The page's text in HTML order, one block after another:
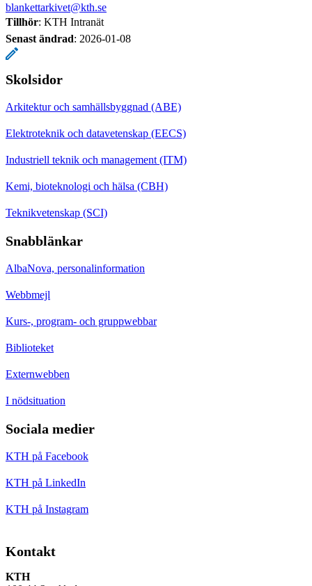
blankettarkivet@kth.se
Tillhör: KTH Intranät
Senast ändrad: 2026-01-08
Skolsidor
Arkitektur och samhällsbyggnad (ABE)
Elektroteknik och datavetenskap (EECS)
Industriell teknik och management (ITM)
Kemi, bioteknologi och hälsa (CBH)
Teknikvetenskap (SCI)
Snabblänkar
AlbaNova, personalinformation
Webbmejl
Kurs-, program- och gruppwebbar
Biblioteket
Externwebben
I nödsituation
Sociala medier
KTH på Facebook
KTH på LinkedIn
KTH på Instagram
Kontakt
KTH